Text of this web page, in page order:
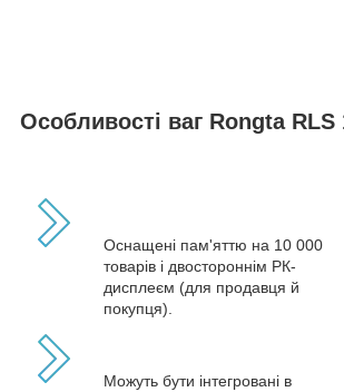
Особливості ваг Rongta RLS
Оснащені пам'яттю на 10 000
товарів і двостороннім РК-
дисплеєм (для продавця й
покупця).
Можуть бути інтегровані в